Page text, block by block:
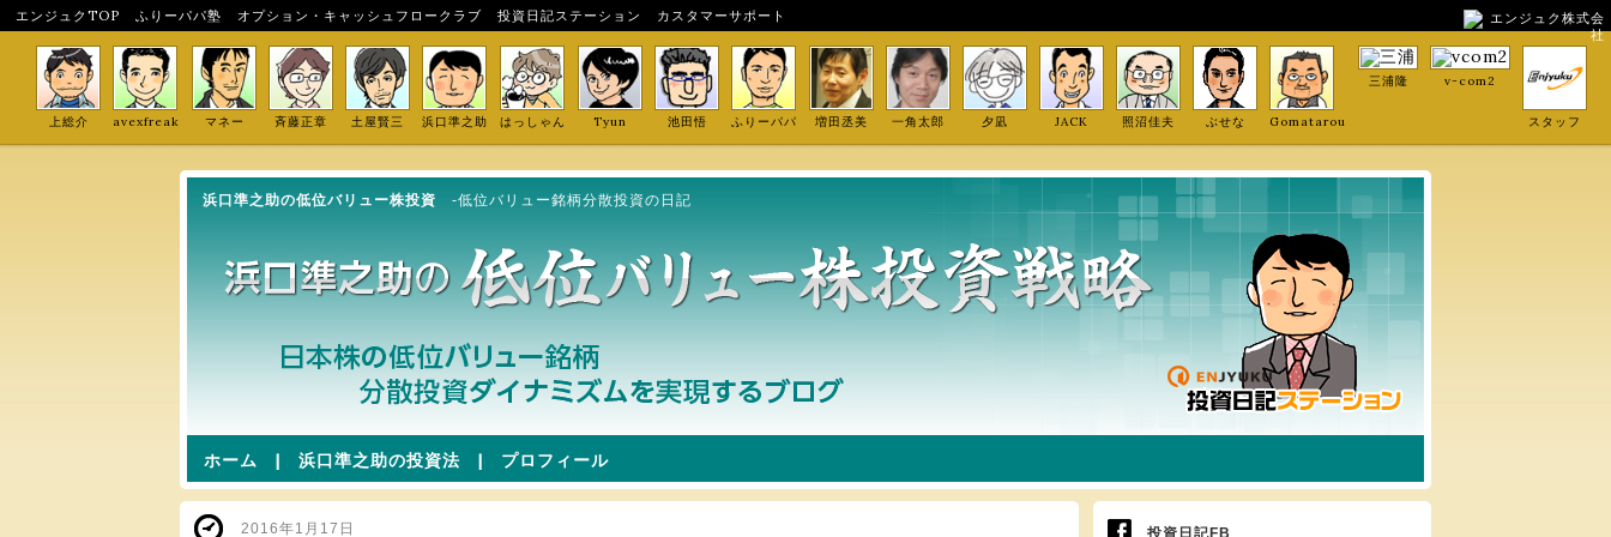
エンジュクTOP ふりーパパ塾 オプション・キャッシュフロークラブ 投資日記ステーション カスタマーサポート
エンジュク株式会
社
上総介 avexfreak マネー 斉藤正章 土屋賢三 浜口準之助 はっしゃん Tyun 池田悟 ふりーパパ 増田丞美 一角太郎 夕凪 JACK 照沼佳夫 ぶせな Gomatarou
三浦隆 v-com2
スタッフ
浜口準之助の低位バリュー株投資 -低位バリュー銘柄分散投資の日記
ホーム | 浜口準之助の投資法 | プロフィール
2016年1月17日 投資日記FB